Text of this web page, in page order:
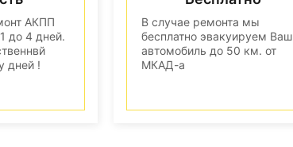
АКПП
до 4 дней.
дней !
В случае ремонта мы
бесплатно эвакуируем Ваш
автомобиль до 50 км. от
МКАД-а